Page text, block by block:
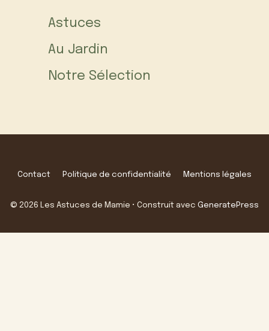
Astuces
Au Jardin
Notre Sélection
Contact Politique de confidentialité Mentions légales
© 2026 Les Astuces de Mamie • Construit avec GeneratePress